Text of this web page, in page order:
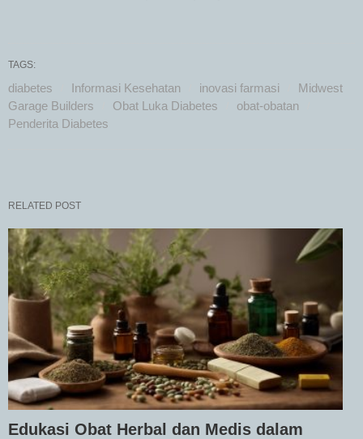
TAGS:
diabetes Informasi Kesehatan inovasi farmasi
Midwest
Garage Builders
Obat Luka Diabetes
obat-obatan
Penderita Diabetes
RELATED POST
Edukasi Obat Herbal dan Medis dalam